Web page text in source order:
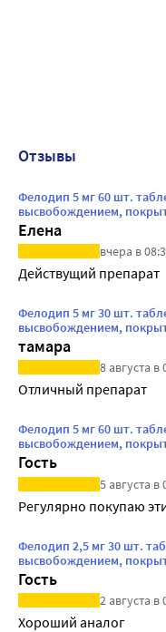
Отзывы
Фелодип 5 мг 60 шт.
высвобождением,
Елена
вчера в
Действущий препарат
Фелодип 5 мг 30 шт.
высвобождением,
тамара
8 августа в
Отличный препарат
Фелодип 5 мг 60 шт.
высвобождением,
Гость
5 августа в
Регулярно покупаю
Фелодип 2,5 мг 30 шт.
высвобождением,
Гость
2 августа в
Хороший аналог